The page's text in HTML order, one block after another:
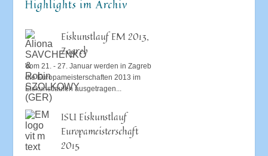
Highlights im Archiv
Eiskunstlauf EM 2013,
Zagreb
Vom 21. - 27. Januar werden in Zagreb
die Europameisterschaften 2013 im
Eiskunstlaufen ausgetragen...
ISU Eiskunstlauf
Europameisterschaft
2015